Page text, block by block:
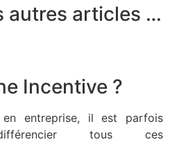
autres articles …
Incentive ?
en entreprise, il est parfois
tous ces